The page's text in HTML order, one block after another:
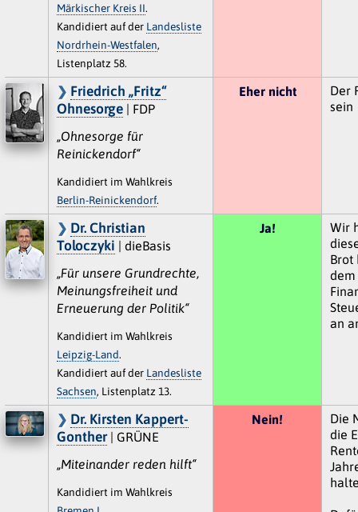
Märkischer Kreis II.
Kandidiert auf der Landesliste
Nordrhein-Westfalen,
Listenplatz 58.
Friedrich „Fritz“
Ohnesorge| FDP
„Ohnesorge für
Reinickendorf“
Kandidiert im Wahlkreis
Berlin-Reinickendorf.
Eher nicht
Der
sein
Dr. Christian
Toloczyki | dieBasis
„Für unsere Grundrechte,
Meinungsfreiheit und
Erneuerung der Politik“
Kandidiert im Wahlkreis
Leipzig-Land.
Kandidiert auf der Landesliste
Sachsen, Listenplatz 13.
Ja!
Wir
Brot
dem
an
Dr. Kirsten Kappert-
Gonther| GRÜNE
„Miteinander reden hilft“
Kandidiert im Wahlkreis
Nein!
Die
die